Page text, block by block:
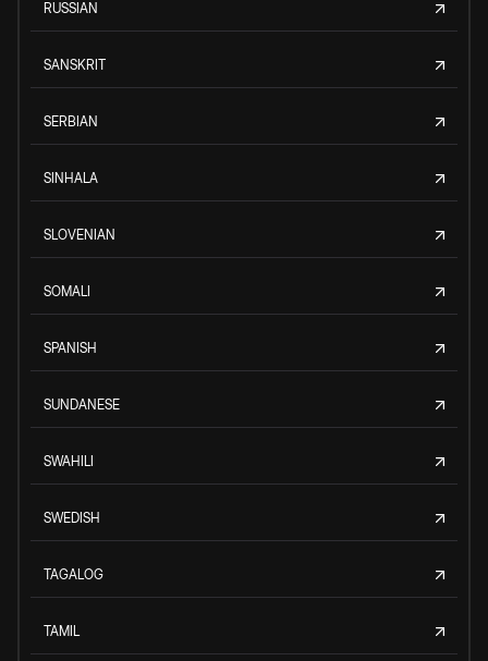
RUSSIAN
SANSKRIT
SERBIAN
SINHALA
SLOVENIAN
SOMALI
SPANISH
SUNDANESE
SWAHILI
SWEDISH
TAGALOG
TAMIL